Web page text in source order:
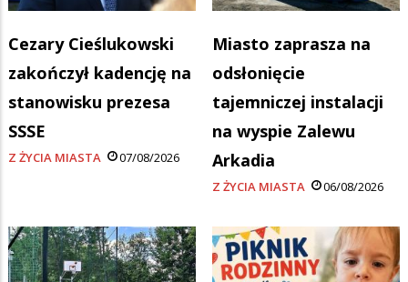
Cezary Cieślukowski
zakończył kadencję na
stanowisku prezesa
SSSE
Z ŻYCIA MIASTA 07/08/2026
Miasto zaprasza na
odsłonięcie
tajemniczej instalacji
na wyspie Zalewu
Arkadia
Z ŻYCIA MIASTA 06/08/2026